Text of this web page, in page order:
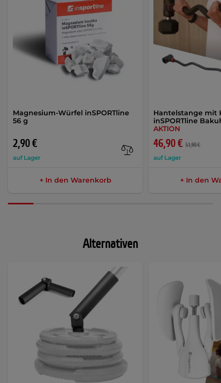
Magnesium-Würfel inSPORTline
56 g
2,90 €
auf Lager
+ In den Warenkorb
Hantelstange mit
inSPORTline
AKTION
46,90 € 51,90 €
auf Lager
+ In den
Alternativen